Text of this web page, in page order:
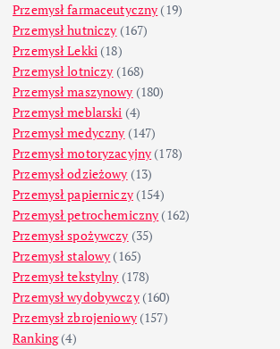
Przemysł farmaceutyczny (19)
Przemysł hutniczy (167)
Przemysł Lekki (18)
Przemysł lotniczy (168)
Przemysł maszynowy (180)
Przemysł meblarski (4)
Przemysł medyczny (147)
Przemysł motoryzacyjny (178)
Przemysł odzieżowy (13)
Przemysł papierniczy(154)
Przemysł petrochemiczny (162)
Przemysł spożywczy (35)
Przemysł stalowy (165)
Przemysł tekstylny (178)
Przemysł wydobywczy(160)
Przemysł zbrojeniowy(157)
Ranking(4)